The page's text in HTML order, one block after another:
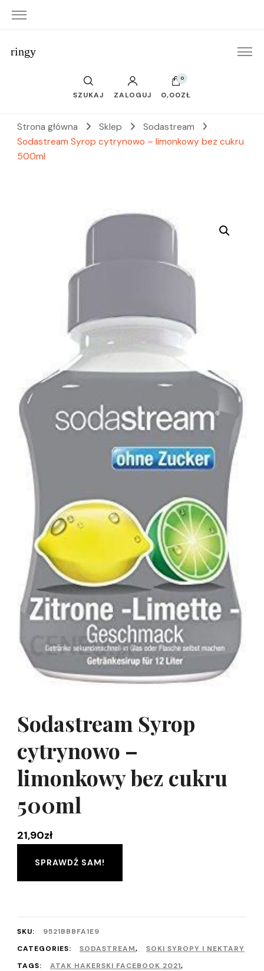
ringy
SZUKAJ ZALOGUJ
0
0,00ZŁ
Strona główna Sklep
Sodastream
Sodastream Syrop cytrynowo – limonkowy bez cukru
500ml
Sodastream Syrop
cytrynowo –
limonkowy bez cukru
500ml
21,90zł
SPRAWDŹ SAM!
SKU:
9521BBBFA1E9
CATEGORIES:
SODASTREAM,
SOKI SYROPY I NEKTARY
TAGS:
ATAK HAKERSKI FACEBOOK 2021,